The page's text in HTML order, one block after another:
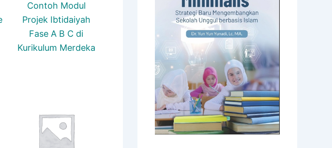
Contoh Modul
Projek Ibtidaiyah
Fase A B C di
Kurikulum Merdeka